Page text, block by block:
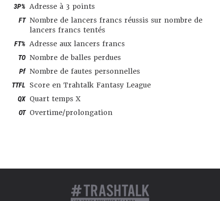
3P% Adresse à 3 points
FT Nombre de lancers francs réussis sur nombre de
lancers francs tentés
FT% Adresse aux lancers francs
TO Nombre de balles perdues
Pf Nombre de fautes personnelles
TTFL Score en Trahtalk Fantasy League
QX Quart temps X
OT Overtime/prolongation